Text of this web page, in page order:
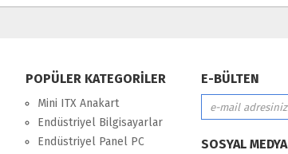
POPÜLER KATEGORİLER
Mini ITX Anakart
Endüstriyel Bilgisayarlar
Endüstriyel Panel PC
E-BÜLTEN
SOSYAL MEDYA